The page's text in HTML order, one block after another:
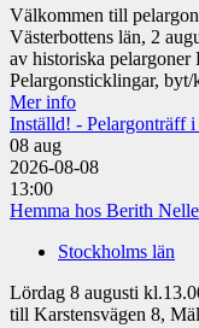
Välkommen till
Västerbottens län, 2
av historiska
Pelargonsticklingar,
Mer info
Inställd! - Pelargonträff
08 aug
2026-08-08
13:00
Hemma hos Berith
Stockholms län
Lördag 8 augusti
till Karstensvägen 8,